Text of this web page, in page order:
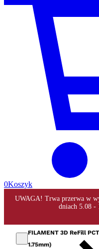
0Koszyk
FILAMENT 3D ReFill
1.75mm)